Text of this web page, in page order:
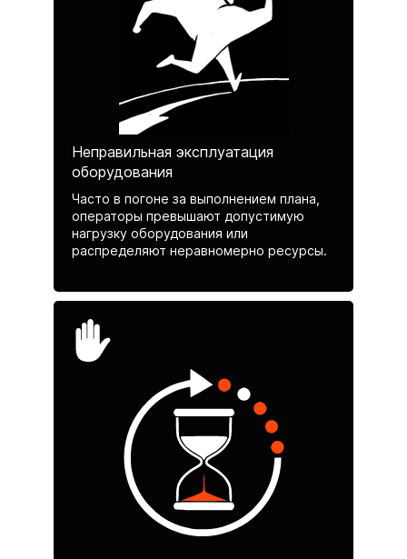
Неправильная эксплуатация
оборудования
Часто в погоне за выполнением плана,
операторы превышают допустимую
нагрузку оборудования или
распределяют неравномерно ресурсы.